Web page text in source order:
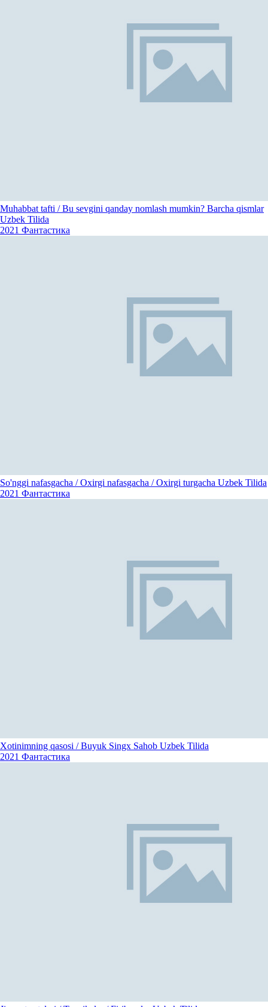
Muhabbat tafti / Bu sevgini qanday nomlash mumkin? Barcha qismlar
Uzbek Tilida
2021 Фантастика
So'nggi nafasgacha / Oxirgi nafasgacha / Oxirgi turgacha Uzbek Tilida
2021 Фантастика
Xotinimning qasosi / Buyuk Singx Sahob Uzbek Tilida
2021 Фантастика